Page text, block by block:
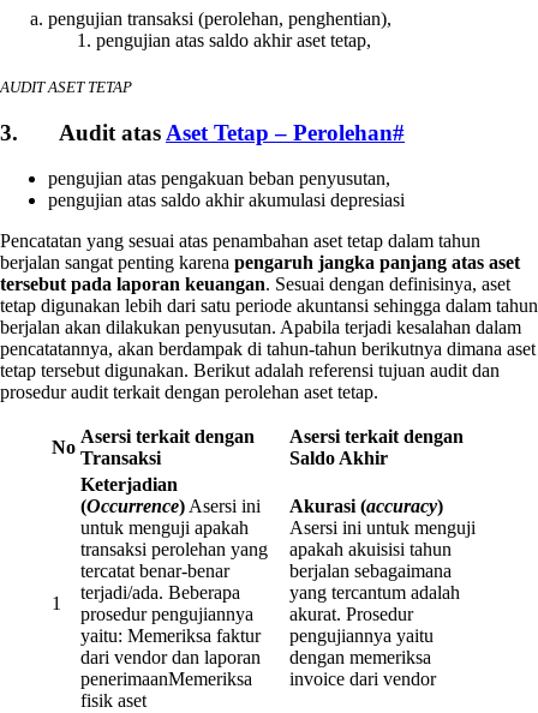
pengujian transaksi (perolehan, penghentian),
pengujian atas saldo akhir aset tetap,
AUDIT ASET TETAP
3. Audit atas Aset Tetap – Perolehan#
pengujian atas pengakuan beban penyusutan,
pengujian atas saldo akhir akumulasi depresiasi
Pencatatan yang sesuai atas penambahan aset tetap dalam tahun
berjalan sangat penting karena pengaruh jangka panjang atas aset
tersebut pada laporan keuangan. Sesuai dengan definisinya, aset
tetap digunakan lebih dari satu periode akuntansi sehingga dalam tahun
berjalan akan dilakukan penyusutan. Apabila terjadi kesalahan dalam
pencatatannya, akan berdampak di tahun-tahun berikutnya dimana aset
tetap tersebut digunakan. Berikut adalah referensi tujuan audit dan
prosedur audit terkait dengan perolehan aset tetap.
No
Asersi terkait dengan
Transaksi
Asersi terkait dengan
Saldo Akhir
1
Keterjadian
(Occurrence) Asersi ini
untuk menguji apakah
transaksi perolehan yang
tercatat benar-benar
terjadi/ada. Beberapa
prosedur pengujiannya
yaitu: Memeriksa faktur
dari vendor dan laporan
penerimaanMemeriksa
fisik aset
Akurasi (accuracy)
Asersi ini untuk menguji
apakah akuisisi tahun
berjalan sebagaimana
yang tercantum adalah
akurat. Prosedur
pengujiannya yaitu
dengan memeriksa
invoice dari vendor